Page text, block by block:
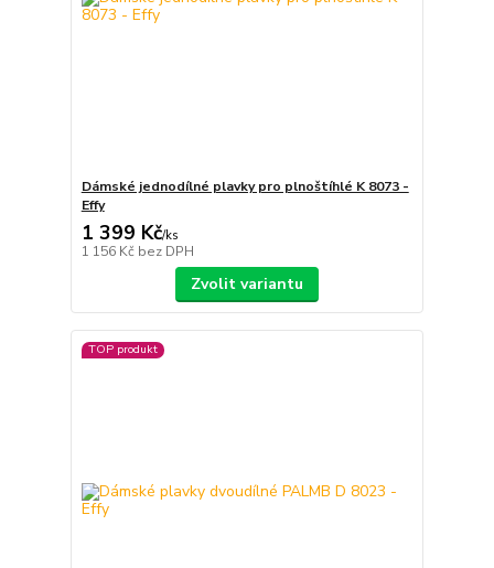
Dámské jednodílné plavky pro plnoštíhlé K 8073 -
Effy
1 399 Kč/ks
1 156 Kč bez DPH
Zvolit variantu
TOP produkt